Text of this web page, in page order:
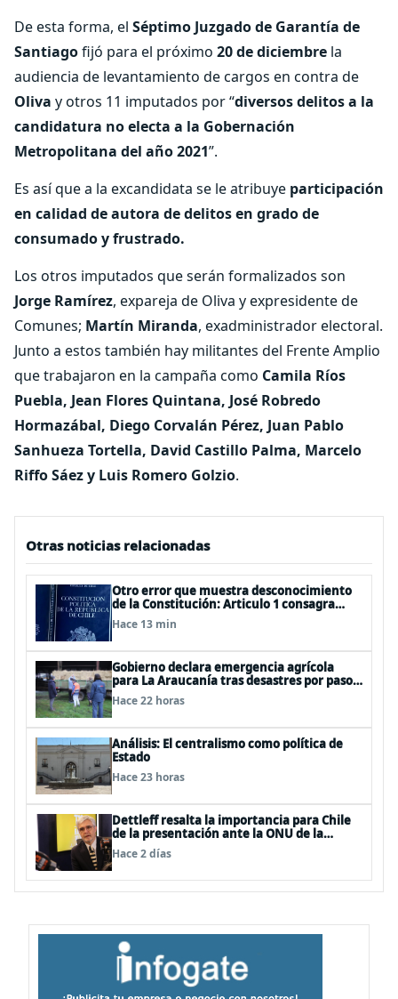
De esta forma, el Séptimo Juzgado de Garantía de
Santiagofijó para el próximo 20 de diciembre la
audiencia de levantamiento de cargos en contra de
Oliva y otros 11 imputados por “diversos delitos a la
candidatura no electa a la Gobernación
Metropolitana del año 2021”.
Es así que a la excandidata se le atribuye participación
en calidad de autora de delitos en grado de
consumado y frustrado.
Los otros imputados que serán formalizados son
Jorge Ramírez, expareja de Oliva y expresidente de
Comunes; Martín Miranda, exadministrador electoral.
Junto a estos también hay militantes del Frente Amplio
que trabajaron en la campaña como Camila Ríos
Puebla, Jean Flores Quintana, José Robredo
Hormazábal, Diego Corvalán Pérez, Juan Pablo
Sanhueza Tortella, David Castillo Palma, Marcelo
Riffo Sáez y Luis Romero Golzio.
Otras noticias relacionadas
Otro error que muestra desconocimiento
de la Constitución: Articulo 1 consagra
resguardar la seguridad nacional y
proteger a los ciudadanos
Hace 13 min
Gobierno declara emergencia agrícola
para La Araucanía tras desastres por pasos
de sistemas frontales
Hace 22 horas
Análisis: El centralismo como política de
Estado
Hace 23 horas
Dettleff resalta la importancia para Chile
de la presentación ante la ONU de la
Plataforma Continental Extendida del
Archipiélago Juan Fernández
Hace 2 días